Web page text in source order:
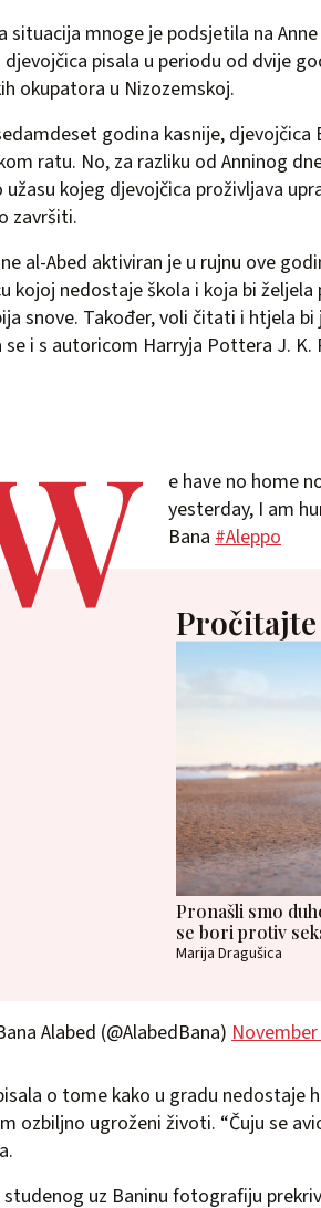
situacija mnoge je podsjetila na
pisala u periodu od dvije
okupatora u Nizozemskoj.
godina kasnije, djevojčica
ratu. No, za razliku od Anninog
užasu kojeg djevojčica proživljava
završiti.
al-Abed aktiviran je u rujnu ove
kojoj nedostaje škola i koja bi
snove. Također, voli čitati i htjela
se i s autoricom Harryja Pottera J.
e have no home
yesterday, I am
Bana #Aleppo
Pročitajte
Pronašli smo
se bori protiv
Marija Dragušica
Alabed (@AlabedBana)
o tome kako u gradu nedostaje
ozbiljno ugroženi životi. “Čuju se
studenog uz Baninu fotografiju